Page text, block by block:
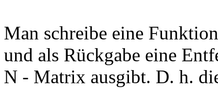
Man schreibe eine
und als Rückgabe eine
N - Matrix ausgibt. D. h.